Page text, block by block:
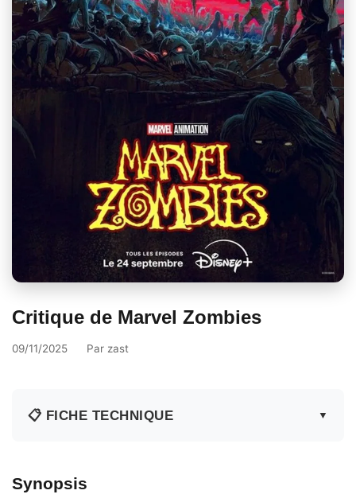
Critique de Marvel Zombies
09/11/2025 Par zast
📋 FICHE TECHNIQUE ▼
Synopsis